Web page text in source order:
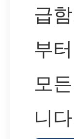
급
부
모
니